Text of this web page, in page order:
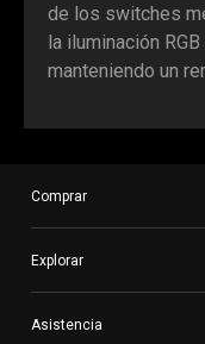
de los switches
la iluminación
manteniendo un
Comprar
Explorar
Asistencia